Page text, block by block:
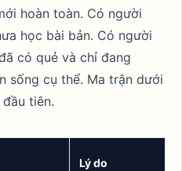
hoàn toàn. Có người
học bài bản. Có người
có quẻ và chỉ đang
sống cụ thể. Ma trận dưới
tiên.
Lý do